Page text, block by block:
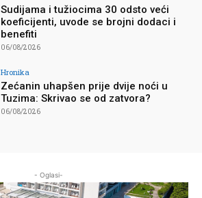
Sudijama i tužiocima 30 odsto veći
koeficijenti, uvode se brojni dodaci i
benefiti
06/08/2026
Hronika
Zećanin uhapšen prije dvije noći u
Tuzima: Skrivao se od zatvora?
06/08/2026
- Oglasi-